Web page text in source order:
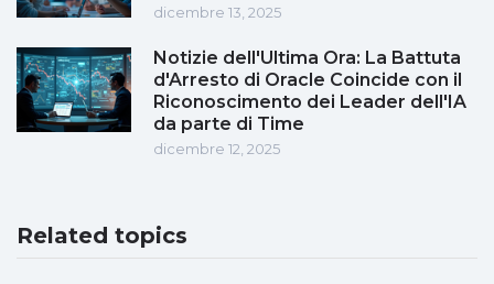
dicembre 13, 2025
Notizie dell'Ultima Ora: La Battuta
d'Arresto di Oracle Coincide con il
Riconoscimento dei Leader dell'IA
da parte di Time
dicembre 12, 2025
Related topics